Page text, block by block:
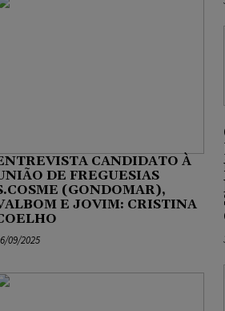
CANDIDATO À
DE FREGUESIAS
(GONDOMAR),
E JOVIM: CRISTINA
09/2025